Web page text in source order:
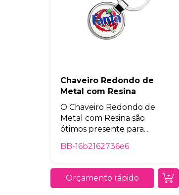
Chaveiro Redondo de
Metal com Resina
O Chaveiro Redondo de
Metal com Resina são
ótimos presente para...
BB-16b2162736e6
Orçamento rápido